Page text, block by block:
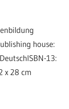
house:
13:
x 28 cm